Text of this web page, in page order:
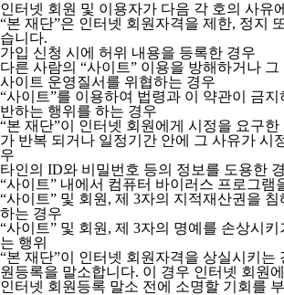
인터넷 회원 및 이용자가 다음 각 호의 사유
“본 재단”은 인터넷 회원자격을 제한, 정지
습니다.
가입 신청 시에 허위 내용을 등록한 경우
다른 사람의 “사이트” 이용을 방해하거나
사이트 운영질서를 위협하는 경우
“사이트”를 이용하여 법령과 이 약관이 금지
반하는 행위를 하는 경우
“본 재단”이 인터넷 회원에게 시정을 요구한
가 반복 되거나 일정기간 안에 그 사유가 시
우
타인의 ID와 비밀번호 등의 정보를 도용한
“사이트” 내에서 컴퓨터 바이러스 프로그램
“사이트” 및 회원, 제 3자의 지적재산권을
하는 경우
“사이트” 및 회원, 제 3자의 명예를 손상시
는 행위
“본 재단”이 인터넷 회원자격을 상실시키는
원등록을 말소합니다. 이 경우 인터넷 회원
인터넷 회원등록 말소 전에 소명할 기회를